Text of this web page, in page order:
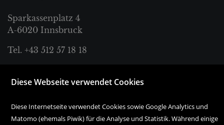
Sparkassenplatz 4
A-6020 Innsbruck
Tel. +43 512 57 18 18
bestellung@haymonbuchhandlung.at
Montag bis Freitag:
10.00 Uhr bis 18.00 Uhr
Diese Webseite verwendet Cookies
Diese Internetseite verwendet Cookies sowie Google Analytics und
Matomo (ehemals Piwik) für die Analyse und Statistik. Während einige